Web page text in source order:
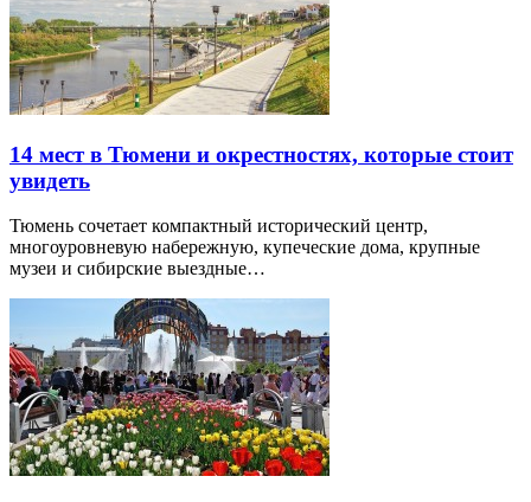
14 мест в Тюмени и окрестностях, которые стоит
увидеть
Тюмень сочетает компактный исторический центр,
многоуровневую набережную, купеческие дома, крупные
музеи и сибирские выездные…